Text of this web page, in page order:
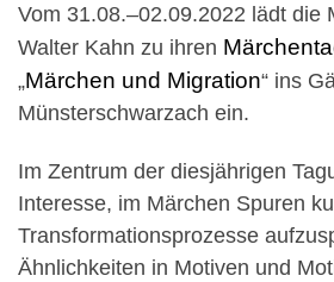
Vom 31.08.–02.09.2022 lädt die
Walter Kahn zu ihren
„Märchen und Migration“ ins
Münsterschwarzach ein.
Im Zentrum der diesjährigen
Interesse, im Märchen Spuren
Transformationsprozesse
Ähnlichkeiten in Motiven und